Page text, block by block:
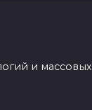
и массовых